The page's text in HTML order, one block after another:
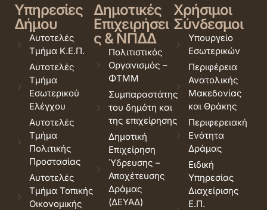
Υπηρεσίες
Δήμου
Αυτοτελές
Τμήμα Κ.Ε.Π.
Αυτοτελές
Τμήμα
Εσωτερικού
Ελέγχου
Αυτοτελές
Τμήμα
Πολιτικής
Προστασίας
Αυτοτελές
Τμήμα Τοπικής
Οικονομικής
Δημοτικές
Επιχειρήσει
ς & ΝΠΔΔ
Πολιτιστικός
Οργανισμός –
ΦΤΜΜ
Συμπαραστάτης
του δημότη και
της επιχείρησης
Δημοτική
Επιχείρηση
Ύδρευσης –
Αποχέτευσης
Δράμας
(ΔΕΥΑΔ)
Χρήσιμοι
Σύνδεσμοι
Υπουργείο
Εσωτερικών
Περιφέρεια
Ανατολικής
Μακεδονίας
και Θράκης
Περιφερειακή
Ενότητα
Δράμας
Ειδική
Υπηρεσίας
Διαχείρισης
Ε.Π.